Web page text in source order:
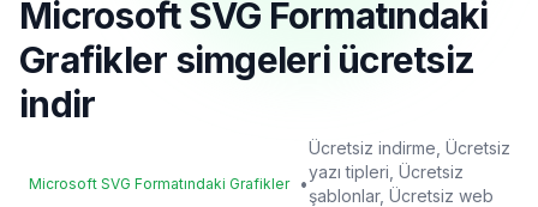
Microsoft SVG Formatındaki
Grafikler simgeleri ücretsiz
indir
Microsoft SVG Formatındaki Grafikler •
Ücretsiz indirme, Ücretsiz
yazı tipleri, Ücretsiz
şablonlar, Ücretsiz web